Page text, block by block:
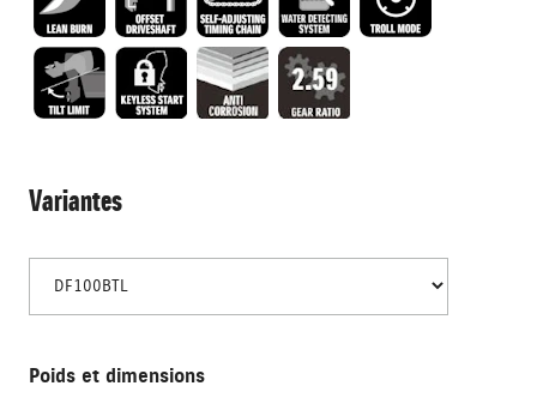
Variantes
Poids et dimensions